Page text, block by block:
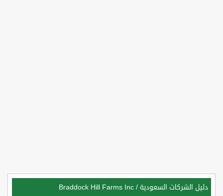
دليل الشركات السعودية /
Braddock Hill Farms Inc